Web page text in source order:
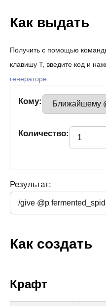
Как выдать
Получить с помощью
клавишу T, введите код и
генераторе.
Кому:
Количество:
Результат:
Как создать
Крафт